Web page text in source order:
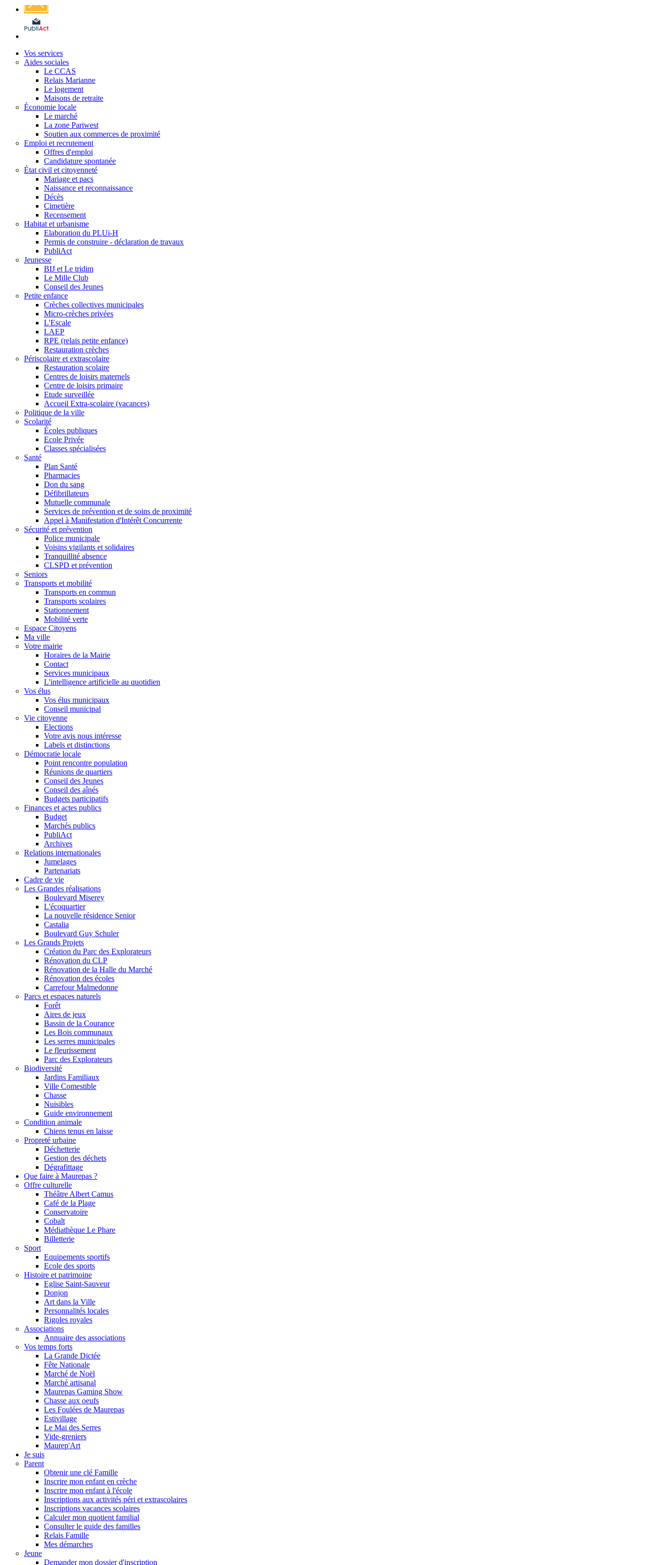
Affichage
légal
Vos services
Aides sociales
Le CCAS
Relais Marianne
Le logement
Maisons de retraite
Économie locale
Le marché
La zone Pariwest
Soutien aux commerces de proximité
Emploi et recrutement
Offres d'emploi
Candidature spontanée
État civil et citoyenneté
Mariage et pacs
Naissance et reconnaissance
Décès
Cimetière
Recensement
Habitat et urbanisme
Elaboration du PLUi-H
Permis de construire - déclaration de travaux
PubliAct
Jeunesse
BIJ et Le tridim
Le Mille Club
Conseil des Jeunes
Petite enfance
Crèches collectives municipales
Micro-crèches privées
L'Escale
LAEP
RPE (relais petite enfance)
Restauration crèches
Périscolaire et extrascolaire
Restauration scolaire
Centres de loisirs maternels
Centre de loisirs primaire
Etude surveillée
Accueil Extra-scolaire (vacances)
Politique de la ville
Scolarité
Écoles publiques
Ecole Privée
Classes spécialisées
Santé
Plan Santé
Pharmacies
Don du sang
Défibrillateurs
Mutuelle communale
Services de prévention et de soins de proximité
Appel à Manifestation d'Intérêt Concurrente
Sécurité et prévention
Police municipale
Voisins vigilants et solidaires
Tranquillité absence
CLSPD et prévention
Seniors
Transports et mobilité
Transports en commun
Transports scolaires
Stationnement
Mobilité verte
Espace Citoyens
Ma ville
Votre mairie
Horaires de la Mairie
Contact
Services municipaux
L'intelligence artificielle au quotidien
Vos élus
Vos élus municipaux
Conseil municipal
Vie citoyenne
Elections
Votre avis nous intéresse
Labels et distinctions
Démocratie locale
Point rencontre population
Réunions de quartiers
Conseil des Jeunes
Conseil des aînés
Budgets participatifs
Finances et actes publics
Budget
Marchés publics
PubliAct
Archives
Relations internationales
Jumelages
Partenariats
Cadre de vie
Les Grandes réalisations
Boulevard Miserey
L'écoquartier
La nouvelle résidence Senior
Castalia
Boulevard Guy Schuler
Les Grands Projets
Création du Parc des Explorateurs
Rénovation du CLP
Rénovation de la Halle du Marché
Rénovation des écoles
Carrefour Malmedonne
Parcs et espaces naturels
Forêt
Aires de jeux
Bassin de la Courance
Les Bois communaux
Les serres municipales
Le fleurissement
Parc des Explorateurs
Biodiversité
Jardins Familiaux
Ville Comestible
Chasse
Nuisibles
Guide environnement
Condition animale
Chiens tenus en laisse
Propreté urbaine
Déchetterie
Gestion des déchets
Dégrafittage
Que faire à Maurepas ?
Offre culturelle
Théâtre Albert Camus
Café de la Plage
Conservatoire
Cobalt
Médiathèque Le Phare
Billetterie
Sport
Equipements sportifs
Ecole des sports
Histoire et patrimoine
Eglise Saint-Sauveur
Donjon
Art dans la Ville
Personnalités locales
Rigoles royales
Associations
Annuaire des associations
Vos temps forts
La Grande Dictée
Fête Nationale
Marché de Noël
Marché artisanal
Maurepas Gaming Show
Chasse aux oeufs
Les Foulées de Maurepas
Estivillage
Le Mai des Serres
Vide-greniers
Maurep'Art
Je suis
Parent
Obtenir une clé Famille
Inscrire mon enfant en crèche
Inscrire mon enfant à l'école
Inscriptions aux activités péri et extrascolaires
Inscriptions vacances scolaires
Calculer mon quotient familial
Consulter le guide des familles
Relais Famille
Mes démarches
Jeune
Demander mon dossier d'inscription